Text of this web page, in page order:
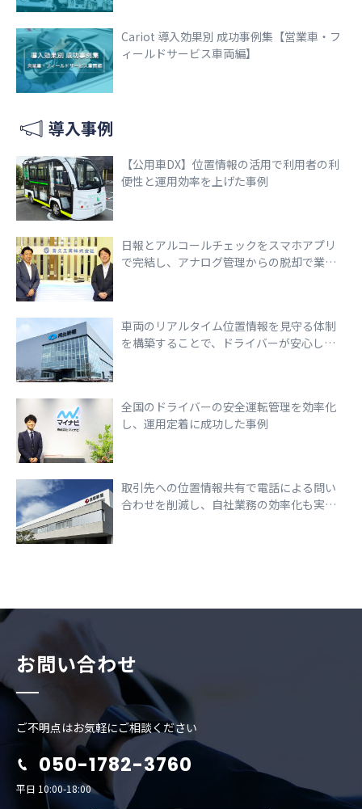
Cariot 導入効果別 成功事例集【営業車・フ
ィールドサービス車両編】
導入事例
【公用車DX】位置情報の活用で利用者の利
便性と運用効率を上げた事例
日報とアルコールチェックをスマホアプリ
で完結し、アナログ管理からの脱却で業務
車両のリアルタイム位置情報を見守る体制
を構築することで、ドライバーが安心して
全国のドライバーの安全運転管理を効率化
し、運用定着に成功した事例
取引先への位置情報共有で電話による問い
合わせを削減し、自社業務の効率化も実現
お問い合わせ
ご不明点はお気軽にご相談ください
050-1782-3760
平日 10:00-18:00